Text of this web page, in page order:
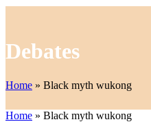
Debates
Home » Black myth wukong
Home » Black myth wukong